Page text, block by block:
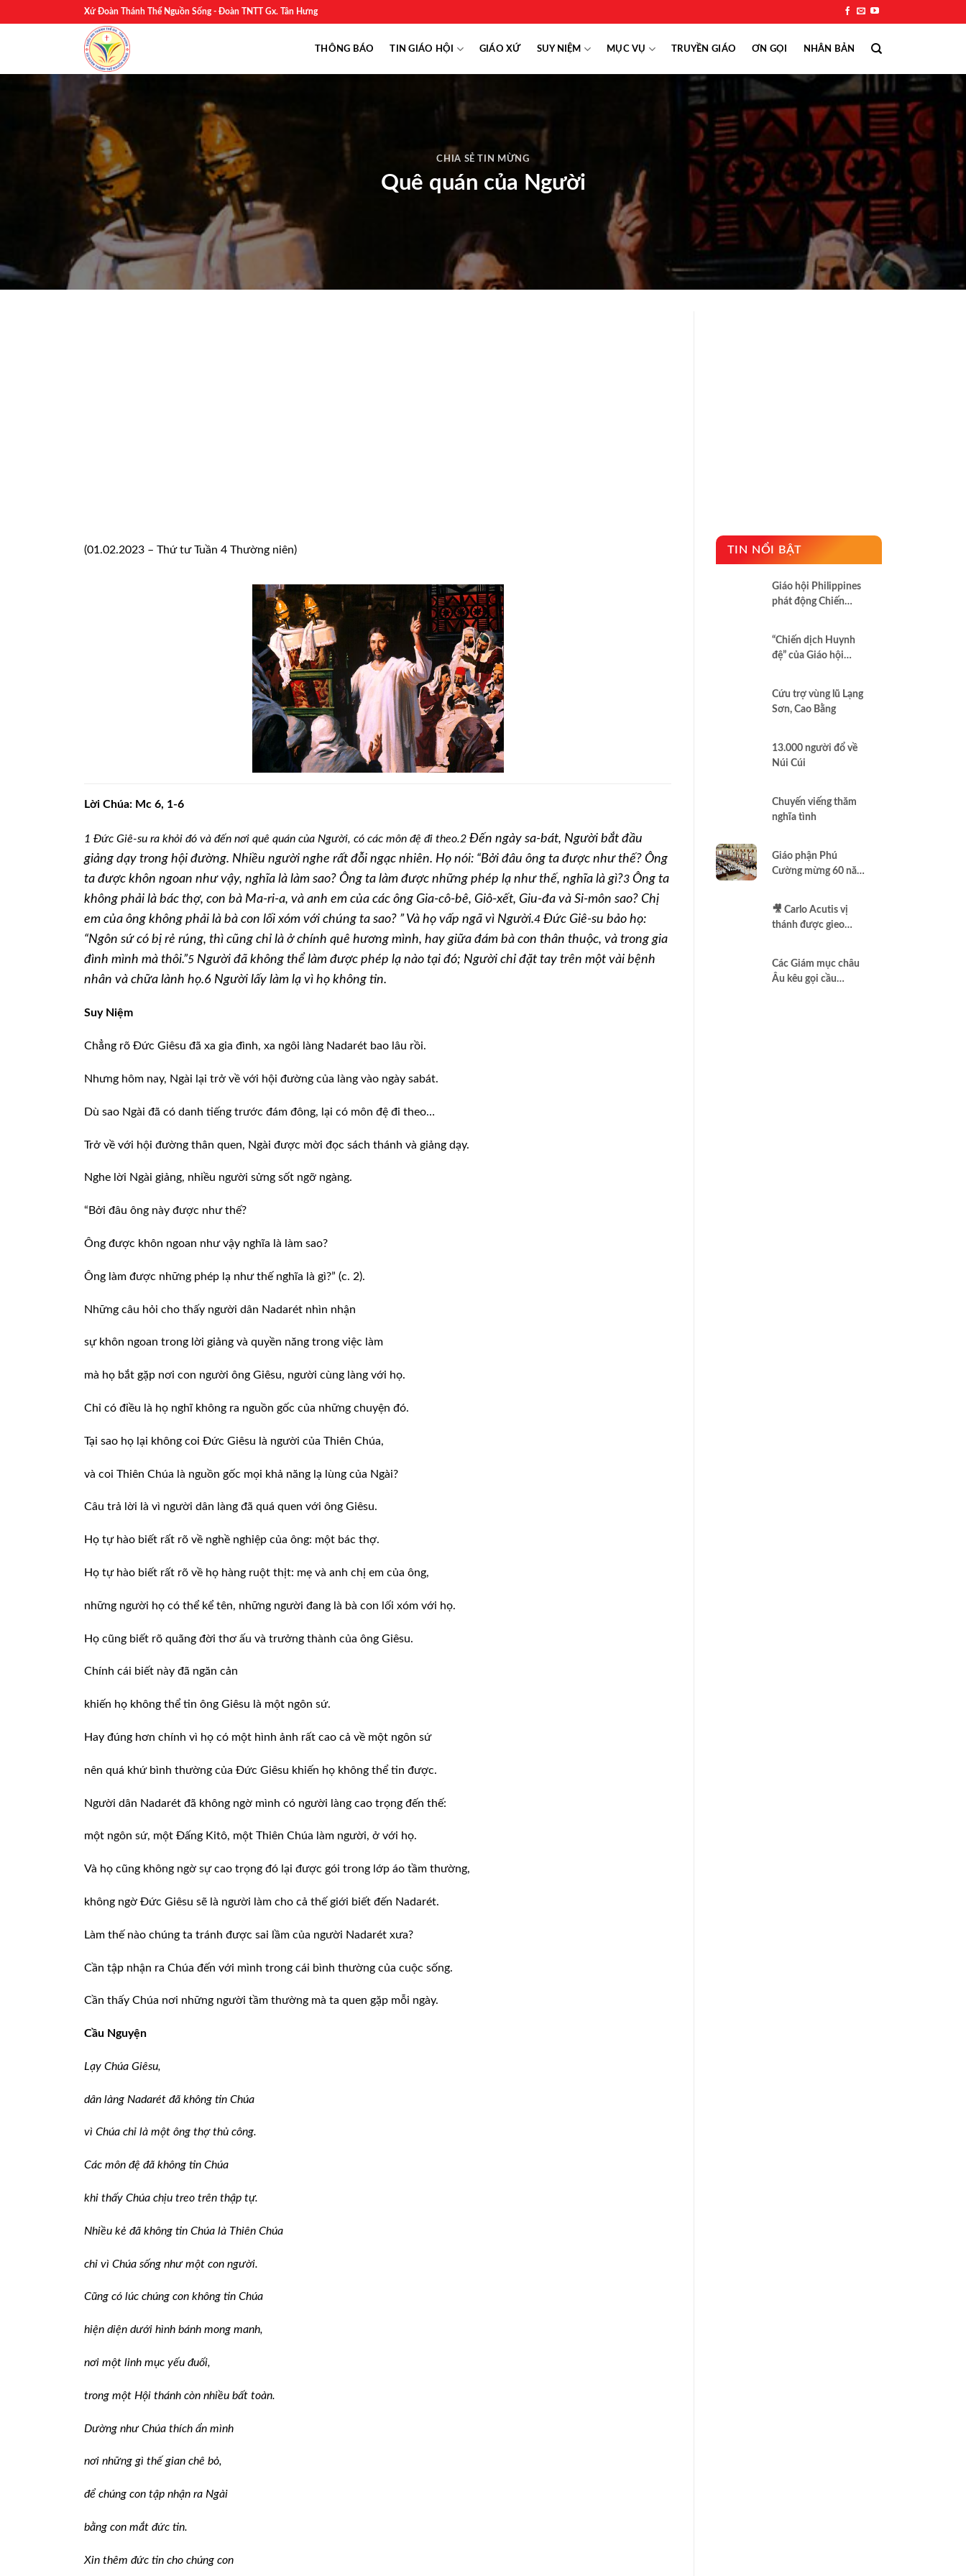
to
Xứ Đoàn Thánh Thể Nguồn Sống - Đoàn TNTT Gx. Tân Hưng
THÔNG BÁO TIN GIÁO HỘI GIÁO XỨ SUY NIỆM MỤC VỤ TRUYỀN GIÁO ƠN GỌI NHÂN BẢN
CHIA SẺ TIN MỪNG
Quê quán của Người
(01.02.2023 – Thứ tư Tuần 4 Thường niên)
Lời Chúa: Mc 6, 1-6
1 Đức Giê-su ra khỏi đó và đến nơi quê quán của Người, có các môn đệ đi theo.2 Đến ngày sa-bát, Người bắt đầu
giảng dạy trong hội đường. Nhiều người nghe rất đỗi ngạc nhiên. Họ nói: “Bởi đâu ông ta được như thế? Ông
ta được khôn ngoan như vậy, nghĩa là làm sao? Ông ta làm được những phép lạ như thế, nghĩa là gì?3 Ông ta
không phải là bác thợ, con bà Ma-ri-a, và anh em của các ông Gia-cô-bê, Giô-xết, Giu-đa và Si-môn sao? Chị
em của ông không phải là bà con lối xóm với chúng ta sao? ” Và họ vấp ngã vì Người.4 Đức Giê-su bảo họ:
“Ngôn sứ có bị rẻ rúng, thì cũng chỉ là ở chính quê hương mình, hay giữa đám bà con thân thuộc, và trong gia
đình mình mà thôi.”5 Người đã không thể làm được phép lạ nào tại đó; Người chỉ đặt tay trên một vài bệnh
nhân và chữa lành họ.6 Người lấy làm lạ vì họ không tin.
Suy Niệm
Chẳng rõ Đức Giêsu đã xa gia đình, xa ngôi làng Nadarét bao lâu rồi.
Nhưng hôm nay, Ngài lại trở về với hội đường của làng vào ngày sabát.
Dù sao Ngài đã có danh tiếng trước đám đông, lại có môn đệ đi theo…
Trở về với hội đường thân quen, Ngài được mời đọc sách thánh và giảng dạy.
Nghe lời Ngài giảng, nhiều người sửng sốt ngỡ ngàng.
“Bởi đâu ông này được như thế?
Ông được khôn ngoan như vậy nghĩa là làm sao?
Ông làm được những phép lạ như thế nghĩa là gì?” (c. 2).
Những câu hỏi cho thấy người dân Nadarét nhìn nhận
sự khôn ngoan trong lời giảng và quyền năng trong việc làm
mà họ bắt gặp nơi con người ông Giêsu, người cùng làng với họ.
Chỉ có điều là họ nghĩ không ra nguồn gốc của những chuyện đó.
Tại sao họ lại không coi Đức Giêsu là người của Thiên Chúa,
và coi Thiên Chúa là nguồn gốc mọi khả năng lạ lùng của Ngài?
Câu trả lời là vì người dân làng đã quá quen với ông Giêsu.
Họ tự hào biết rất rõ về nghề nghiệp của ông: một bác thợ.
Họ tự hào biết rất rõ về họ hàng ruột thịt: mẹ và anh chị em của ông,
những người họ có thể kể tên, những người đang là bà con lối xóm với họ.
Họ cũng biết rõ quãng đời thơ ấu và trưởng thành của ông Giêsu.
Chính cái biết này đã ngăn cản
khiến họ không thể tin ông Giêsu là một ngôn sứ.
Hay đúng hơn chính vì họ có một hình ảnh rất cao cả về một ngôn sứ
nên quá khứ bình thường của Đức Giêsu khiến họ không thể tin được.
Người dân Nadarét đã không ngờ mình có người làng cao trọng đến thế:
một ngôn sứ, một Đấng Kitô, một Thiên Chúa làm người, ở với họ.
Và họ cũng không ngờ sự cao trọng đó lại được gói trong lớp áo tầm thường,
không ngờ Đức Giêsu sẽ là người làm cho cả thế giới biết đến Nadarét.
Làm thế nào chúng ta tránh được sai lầm của người Nadarét xưa?
Cần tập nhận ra Chúa đến với mình trong cái bình thường của cuộc sống.
Cần thấy Chúa nơi những người tầm thường mà ta quen gặp mỗi ngày.
Cầu Nguyện
Lạy Chúa Giêsu,
dân làng Nadarét đã không tin Chúa
vì Chúa chỉ là một ông thợ thủ công.
Các môn đệ đã không tin Chúa
khi thấy Chúa chịu treo trên thập tự.
Nhiều kẻ đã không tin Chúa là Thiên Chúa
chỉ vì Chúa sống như một con người.
Cũng có lúc chúng con không tin Chúa
hiện diện dưới hình bánh mong manh,
nơi một linh mục yếu đuối,
trong một Hội thánh còn nhiều bất toàn.
Dường như Chúa thích ẩn mình
nơi những gì thế gian chê bỏ,
để chúng con tập nhận ra Ngài
bằng con mắt đức tin.
Xin thêm đức tin cho chúng con
TIN NỔI BẬT
Giáo hội Philippines
phát động Chiến
chống tham nhũng
và cầu nguyện cho
quốc gia
“Chiến dịch Huynh
đệ” của Giáo hội
cao nhất của Bác ái
Cứu trợ vùng lũ Lạng
Sơn, Cao Bằng
13.000 người đổ về
Núi Cúi
Chuyến viếng thăm
nghĩa tình
Giáo phận Phú
Cường mừng 60 năm
🎥 Carlo Acutis vị
thánh được gieo
2025 | #15
Các Giám mục châu
Âu kêu gọi cầu